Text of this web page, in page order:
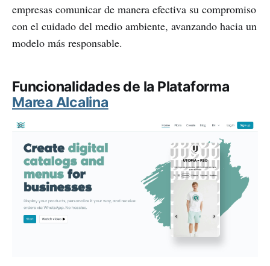
empresas comunicar de manera efectiva su compromiso
con el cuidado del medio ambiente, avanzando hacia un
modelo más responsable.
Funcionalidades de la Plataforma
Marea Alcalina